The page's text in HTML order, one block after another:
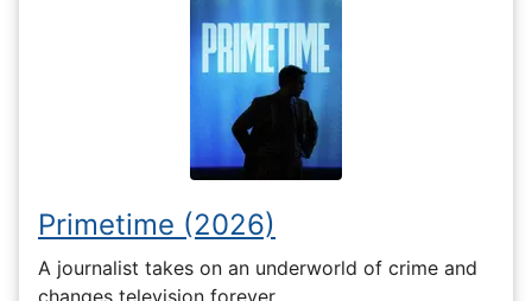
Primetime (2026)
A journalist takes on an underworld of crime and